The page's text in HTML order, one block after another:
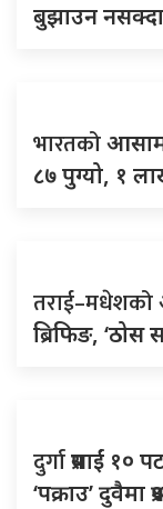
बुझाउन
भारतको
८७ पुग्यो, १
तराई–मधेशको
ब्रिफिङ,
दुर्गाप्रसाईं १०
‘पक्राउ’ दुवैमा